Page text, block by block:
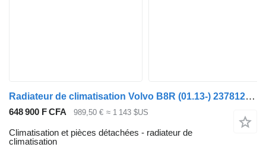
Radiateur de climatisation Volvo B8R (01.13-) 23781228 pour Volvo B7, B8, B9, B12 bus (2005-)
648 900 F CFA 989,50 € ≈ 1 143 $US
Climatisation et pièces détachées - radiateur de
climatisation